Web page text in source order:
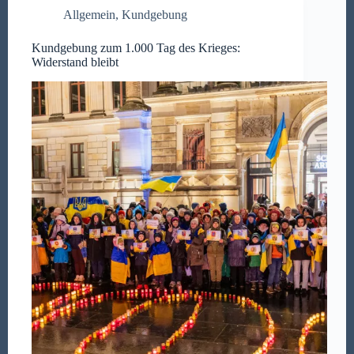
Allgemein, Kundgebung
Kundgebung zum 1.000 Tag des Krieges:
Widerstand bleibt